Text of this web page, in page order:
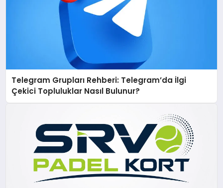
Telegram Grupları Rehberi: Telegram’da İlgi
Çekici Topluluklar Nasıl Bulunur?